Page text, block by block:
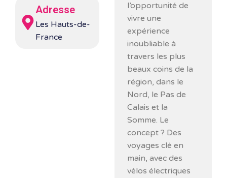
Adresse
Les Hauts-de-
France
l’opportunité de
vivre une
expérience
inoubliable à
travers les plus
beaux coins de la
région, dans le
Nord, le Pas de
Calais et la
Somme. Le
concept ? Des
voyages clé en
main, avec des
vélos électriques